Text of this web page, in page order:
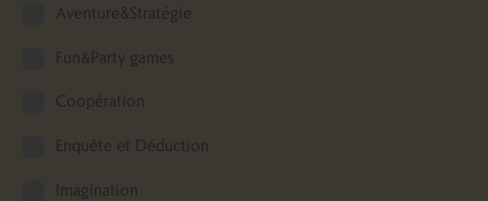
Aventure&Stratégie
Fun&Party games
Coopération
Enquête et Déduction
Imagination